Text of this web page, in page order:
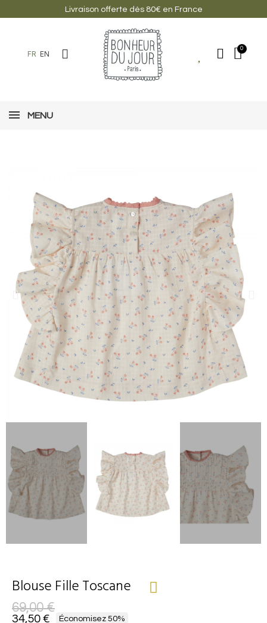
Livraison offerte dès 80€ en France
FR EN
MENU
Blouse Fille Toscane
69,00 €
34,50 € Économisez 50%